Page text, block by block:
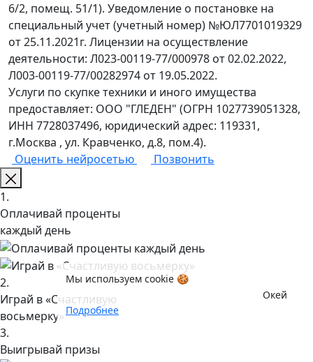
6/2, помещ. 51/1). Уведомление о постановке на
специальный учет (учетный номер) №ЮЛ7701019329
от 25.11.2021г. Лицензии на осуществление
деятельности: Л023-00119-77/000978 от 02.02.2022,
Л003-00119-77/00282974 от 19.05.2022.
Услуги по скупке техники и иного имущества
предоставляет: ООО "ГЛЕДЕН" (ОГРН 1027739051328,
ИНН 7728037496, юридический адрес: 119331,
г.Москва , ул. Кравченко, д.8, пом.4).
Оценить нейросетью
Позвонить
Мы используем cookie 🍪
Подробнее
Окей
1.
Оплачивай проценты
каждый день
2.
Играй в «Счастливую
восьмерку»
3.
Выигрывай призы